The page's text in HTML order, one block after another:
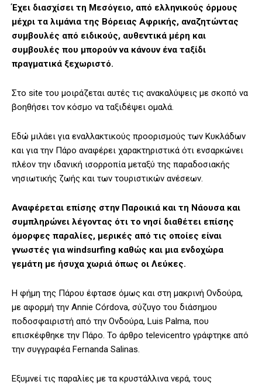
Έχει διασχίσει τη Μεσόγειο, από ελληνικούς όρμους
μέχρι τα λιμάνια της Βόρειας Αφρικής, αναζητώντας
συμβουλές από ειδικούς, αυθεντικά μέρη και
συμβουλές που μπορούν να κάνουν ένα ταξίδι
πραγματικά ξεχωριστό.
Στο site του μοιράζεται αυτές τις ανακαλύψεις με σκοπό να
βοηθήσει τον κόσμο να ταξιδέψει ομαλά.
Εδώ μιλάει για εναλλακτικούς προορισμούς των Κυκλάδων
και για την Πάρο αναφέρει χαρακτηριστικά ότι ενσαρκώνει
πλέον την ιδανική ισορροπία μεταξύ της παραδοσιακής
νησιωτικής ζωής και των τουριστικών ανέσεων.
Αναφέρεται επίσης στην Παροικιά και τη Νάουσα και
συμπληρώνει λέγοντας ότι το νησί διαθέτει επίσης
όμορφες παραλίες, μερικές από τις οποίες είναι
γνωστές για windsurfing καθώς και μια ενδοχώρα
γεμάτη με ήσυχα χωριά όπως οι Λεύκες.
Η φήμη της Πάρου έφτασε όμως και στη μακρινή Ονδούρα,
με αφορμή την Annie Córdova, σύζυγο του διάσημου
ποδοσφαιριστή από την Ονδούρα, Luis Palma, που
επισκέφθηκε την Πάρο. Το άρθρο televicentro γράφτηκε από
την συγγραφέα Fernanda Salinas.
Εξυμνεί τις παραλίες με τα κρυστάλλινα νερά, τους